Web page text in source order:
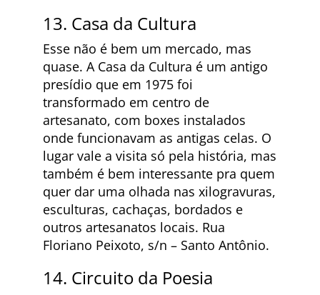
13. Casa da Cultura
Esse não é bem um mercado, mas
quase. A Casa da Cultura é um antigo
presídio que em 1975 foi
transformado em centro de
artesanato, com boxes instalados
onde funcionavam as antigas celas. O
lugar vale a visita só pela história, mas
também é bem interessante pra quem
quer dar uma olhada nas xilogravuras,
esculturas, cachaças, bordados e
outros artesanatos locais. Rua
Floriano Peixoto, s/n – Santo Antônio.
14. Circuito da Poesia